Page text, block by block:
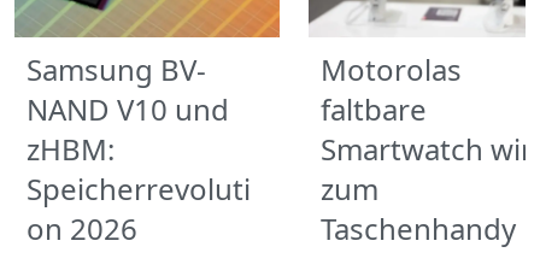
Samsung BV-
NAND V10 und
zHBM:
Speicherrevoluti
on 2026
Motorolas
faltbare
Smartwatch
zum
Taschenhandy